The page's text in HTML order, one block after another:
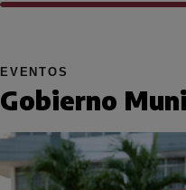
EVENTOS
Gobierno